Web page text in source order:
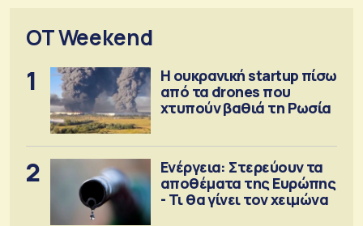
OT Weekend
1
Η ουκρανική startup πίσω
από τα drones που
χτυπούν βαθιά τη Ρωσία
2
Ενέργεια: Στερεύουν τα
αποθέματα της Ευρώπης
- Τι θα γίνει τον χειμώνα